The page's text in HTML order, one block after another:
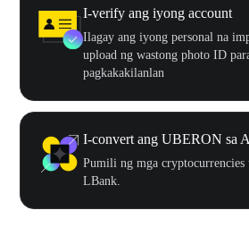
I-verify ang iyong account
Ilagay ang iyong personal na
upload ng wastong photo ID
pagkakakilanlan
I-convert ang UBERON sa
Pumili ng mga cryptocurrencies
LBank.